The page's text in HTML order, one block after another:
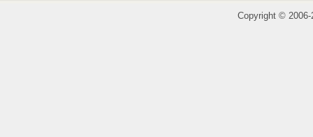
Copyright ©